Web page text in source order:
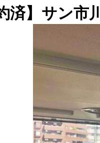
済】サン